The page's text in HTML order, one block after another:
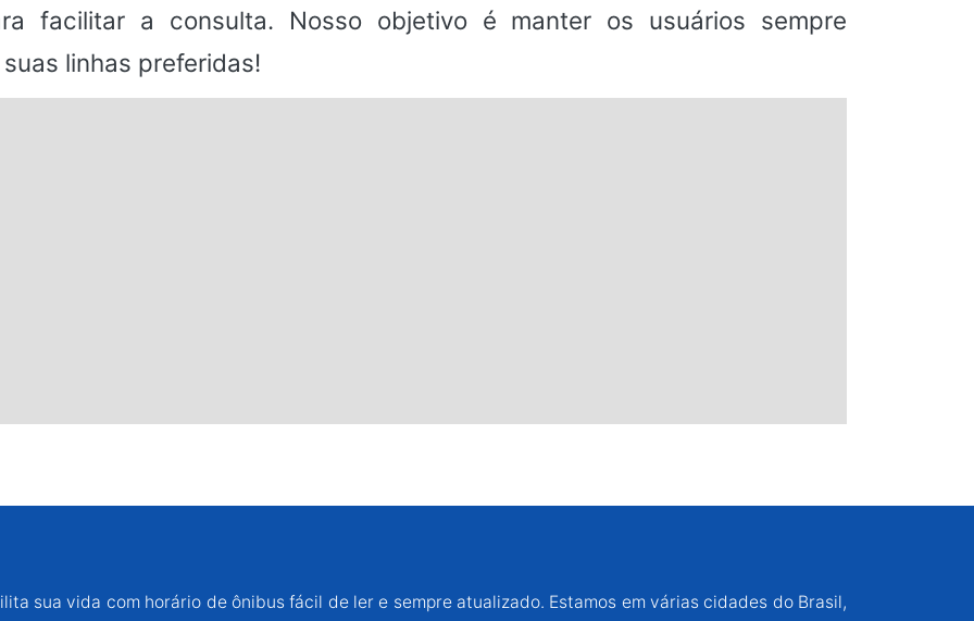
facilitar a consulta. Nosso objetivo é manter os usuários sempre
linhas preferidas!
sua vida com horário de ônibus fácil de ler e sempre atualizado. Estamos em várias cidades do Brasil,